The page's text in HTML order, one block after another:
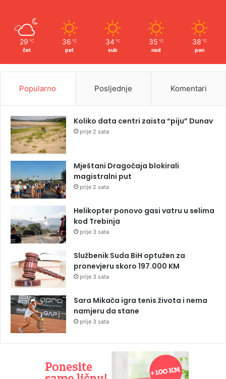
29 ℃
čet
36 ℃
pet
34 ℃
sub
35 ℃
ned
38 ℃
pon
Popularno Posljednje Komentari
Koliko data centri zaista “piju” Dunav
prije 2 sata
Mještani Dragočaja blokirali
magistralni put
prije 2 sata
Helikopter ponovo gasi vatru u selima
kod Trebinja
prije 3 sata
Službenik Suda BiH optužen za
pronevjeru skoro 197.000 KM
prije 3 sata
Sara Mikača igra tenis života i nema
namjeru da stane
prije 3 sata